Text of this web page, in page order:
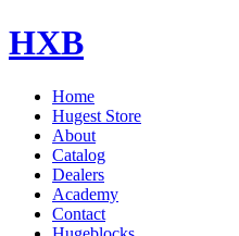
HXB
Home
Hugest Store
About
Catalog
Dealers
Academy
Contact